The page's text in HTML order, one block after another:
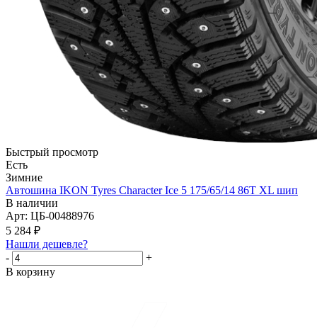
Быстрый просмотр
Есть
Зимние
Автошина IKON Tyres Character Ice 5 175/65/14 86T XL шип
В наличии
Арт: ЦБ-00488976
5 284 ₽
Нашли дешевле?
-
+
В корзину